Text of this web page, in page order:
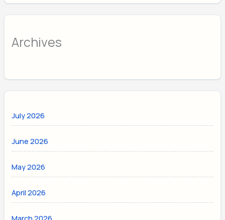
Archives
July 2026
June 2026
May 2026
April 2026